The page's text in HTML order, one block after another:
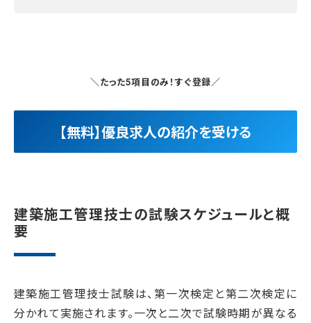
＼たった5項目のみ！すぐ登録／
【無料】優良求人の紹介を受ける
建築施工管理技士の試験スケジュールと概
要
建築施工管理技士試験は、第一次検定と第二次検定に
分かれて実施されます。一次と二次で試験時期が異なる